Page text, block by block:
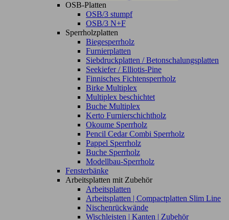
OSB-Platten
OSB/3 stumpf
OSB/3 N+F
Sperrholzplatten
Biegesperrholz
Furnierplatten
Siebdruckplatten / Betonschalungsplatten
Seekiefer / Elliotis-Pine
Finnisches Fichtensperrholz
Birke Multiplex
Multiplex beschichtet
Buche Multiplex
Kerto Furnierschichtholz
Okoume Sperrholz
Pencil Cedar Combi Sperrholz
Pappel Sperrholz
Buche Sperrholz
Modellbau-Sperrholz
Fensterbänke
Arbeitsplatten mit Zubehör
Arbeitsplatten
Arbeitsplatten | Compactplatten Slim Line
Nischenrückwände
Wischleisten | Kanten | Zubehör